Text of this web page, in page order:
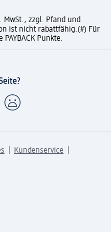
MwSt., zzgl. Pfand und
ist nicht rabattfähig.(#) Für
Punkte.
Kundenservice